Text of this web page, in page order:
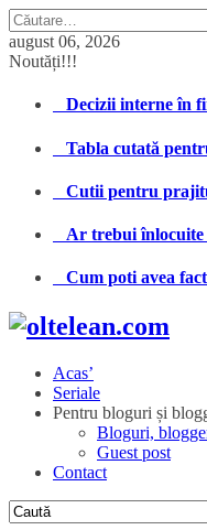
Caută
după:
august 06, 2026
Noutăți!!!
Decizii interne în
Tabla cutată
Cutii pentru
Ar trebui înlocuite
Cum poti avea
Acas’
Seriale
Pentru bloguri și
Bloguri,
Guest post
Contact